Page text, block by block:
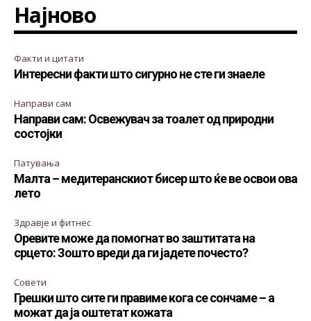
Најново
Факти и цитати
Интересни факти што сигурно не сте ги знаеле
Направи сам
Направи сам: Освежувач за тоалет од природни
состојки
Патувања
Малта – медитеранскиот бисер што ќе ве освои ова
лето
Здравје и фитнес
Оревите може да помогнат во заштитата на
срцето: Зошто вреди да ги јадете почесто?
Совети
Грешки што сите ги правиме кога се сончаме – а
можат да ја оштетат кожата